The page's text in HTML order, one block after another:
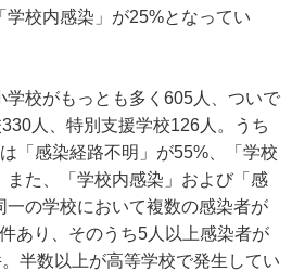
学校内感染」が25%となってい
校がもっとも多く605人、ついで
人、特別支援学校126人。うち
「感染経路不明」が55%、「学校
また、「学校内感染」および「感
一の学校において複数の感染者が
あり、そのうち5人以上感染者が
半数以上が高等学校で発生してい